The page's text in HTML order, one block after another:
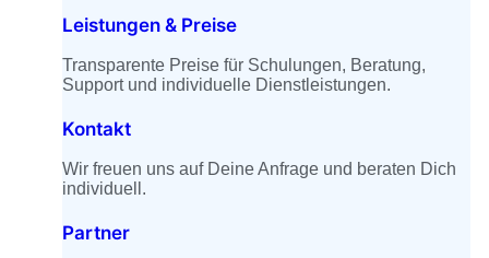
Leistungen & Preise
Transparente Preise für Schulungen, Beratung,
Support und individuelle Dienstleistungen.
Kontakt
Wir freuen uns auf Deine Anfrage und beraten Dich
individuell.
Partner